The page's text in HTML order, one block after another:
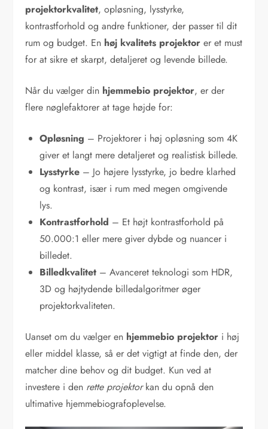
projektorkvalitet, opløsning, lysstyrke,
kontrastforhold og andre funktioner, der passer til dit
rum og budget. En høj kvalitets projektor er et must
for at sikre et skarpt, detaljeret og levende billede.
Når du vælger din hjemmebio projektor, er der
flere nøglefaktorer at tage højde for:
Opløsning – Projektorer i høj opløsning som 4K
giver et langt mere detaljeret og realistisk billede.
Lysstyrke – Jo højere lysstyrke, jo bedre klarhed
og kontrast, især i rum med megen omgivende
lys.
Kontrastforhold – Et højt kontrastforhold på
50.000:1 eller mere giver dybde og nuancer i
billedet.
Billedkvalitet – Avanceret teknologi som HDR,
3D og højtydende billedalgoritmer øger
projektorkvaliteten.
Uanset om du vælger en hjemmebio projektor i høj
eller middel klasse, så er det vigtigt at finde den, der
matcher dine behov og dit budget. Kun ved at
investere i den rette projektorkan du opnå den
ultimative hjemmebiografoplevelse.